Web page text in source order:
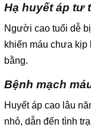
Hạ huyết áp tư
Người cao tuổi dễ
khiến máu chưa kịp
bằng.
Bệnh mạch
Huyết áp cao lâu
nhỏ, dẫn đến tình